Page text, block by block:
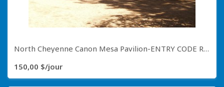
North Cheyenne Canon Mesa Pavilion-ENTRY CODE REQUIRED CALL (719) 385-5941
150,00 $/jour